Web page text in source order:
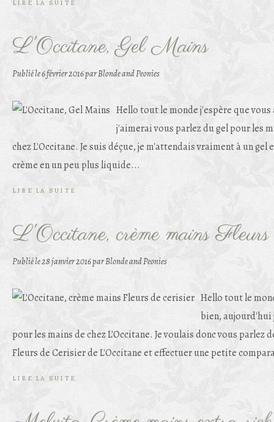
LIRE LA SUITE
L'Occitane, Gel Mains
Publié le6 février 2016par Blonde and Peonies
Hello tout le monde j'espère que
j'aimerai vous parlez du gel pour les
chez L'Occitane. Je suis déçue, je m'attendais vraiment à un
crème en un peu plus liquide...
LIRE LA SUITE
L'Occitane, crème mains Fleurs
Publié le28 janvier 2016par Blonde and Peonies
Hello tout le
bien, aujourd'hui
pour les mains de chez L'Occitane. Je voulais donc vous parlez
Fleurs de Cerisier de L'Occitane et effectuer une petite
LIRE LA SUITE